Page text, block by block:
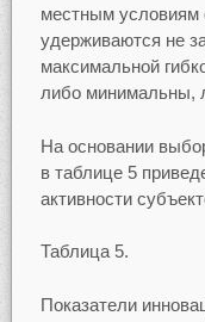
местным условиям
удерживаются не
максимальной
либо минимальны,
На основании
в таблице 5
активности
Таблица 5.
Показатели